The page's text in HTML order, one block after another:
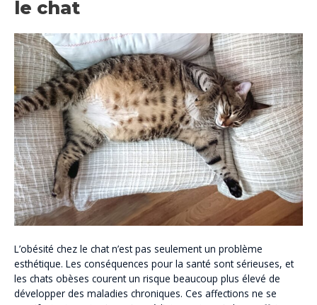
le chat
L’obésité chez le chat n’est pas seulement un problème
esthétique. Les conséquences pour la santé sont sérieuses, et
les chats obèses courent un risque beaucoup plus élevé de
développer des maladies chroniques. Ces affections ne se